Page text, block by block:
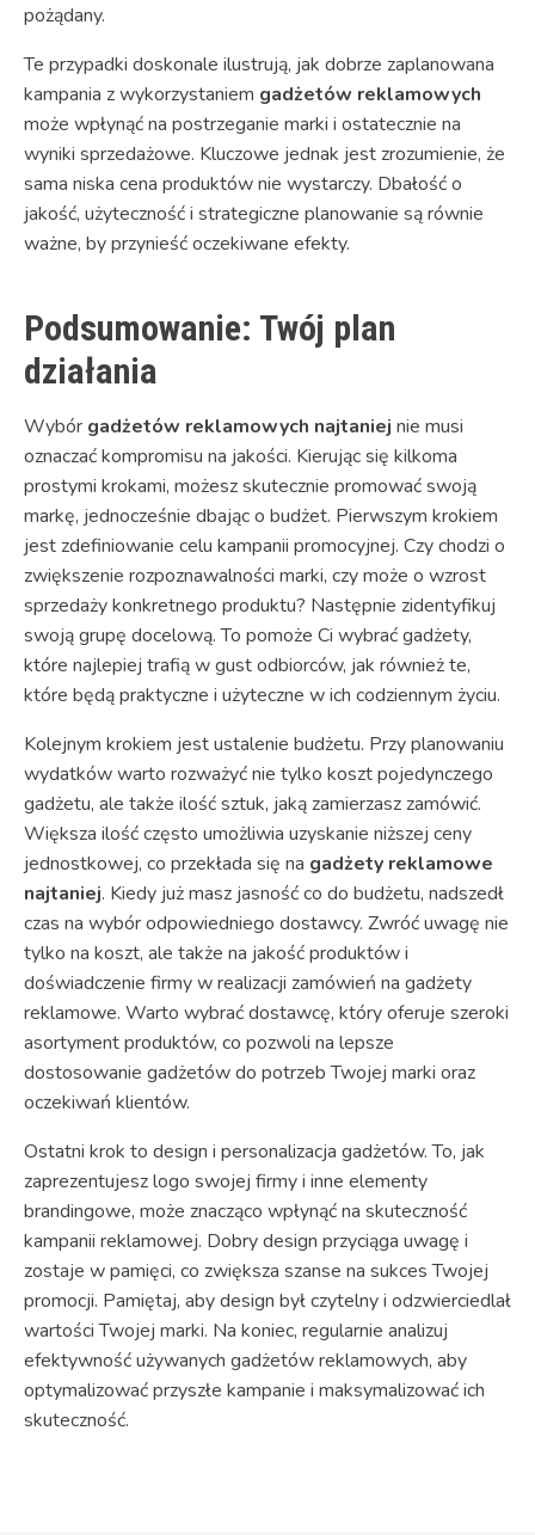
pożądany.
Te przypadki doskonale ilustrują, jak dobrze zaplanowana
kampania z wykorzystaniem gadżetów reklamowych
może wpłynąć na postrzeganie marki i ostatecznie na
wyniki sprzedażowe. Kluczowe jednak jest zrozumienie, że
sama niska cena produktów nie wystarczy. Dbałość o
jakość, użyteczność i strategiczne planowanie są równie
ważne, by przynieść oczekiwane efekty.
Podsumowanie: Twój plan
działania
Wybór gadżetów reklamowych najtaniej nie musi
oznaczać kompromisu na jakości. Kierując się kilkoma
prostymi krokami, możesz skutecznie promować swoją
markę, jednocześnie dbając o budżet. Pierwszym krokiem
jest zdefiniowanie celu kampanii promocyjnej. Czy chodzi o
zwiększenie rozpoznawalności marki, czy może o wzrost
sprzedaży konkretnego produktu? Następnie zidentyfikuj
swoją grupę docelową. To pomoże Ci wybrać gadżety,
które najlepiej trafią w gust odbiorców, jak również te,
które będą praktyczne i użyteczne w ich codziennym życiu.
Kolejnym krokiem jest ustalenie budżetu. Przy planowaniu
wydatków warto rozważyć nie tylko koszt pojedynczego
gadżetu, ale także ilość sztuk, jaką zamierzasz zamówić.
Większa ilość często umożliwia uzyskanie niższej ceny
jednostkowej, co przekłada się na gadżety reklamowe
najtaniej. Kiedy już masz jasność co do budżetu, nadszedł
czas na wybór odpowiedniego dostawcy. Zwróć uwagę nie
tylko na koszt, ale także na jakość produktów i
doświadczenie firmy w realizacji zamówień na gadżety
reklamowe. Warto wybrać dostawcę, który oferuje szeroki
asortyment produktów, co pozwoli na lepsze
dostosowanie gadżetów do potrzeb Twojej marki oraz
oczekiwań klientów.
Ostatni krok to design i personalizacja gadżetów. To, jak
zaprezentujesz logo swojej firmy i inne elementy
brandingowe, może znacząco wpłynąć na skuteczność
kampanii reklamowej. Dobry design przyciąga uwagę i
zostaje w pamięci, co zwiększa szanse na sukces Twojej
promocji. Pamiętaj, aby design był czytelny i odzwierciedlał
wartości Twojej marki. Na koniec, regularnie analizuj
efektywność używanych gadżetów reklamowych, aby
optymalizować przyszłe kampanie i maksymalizować ich
skuteczność.